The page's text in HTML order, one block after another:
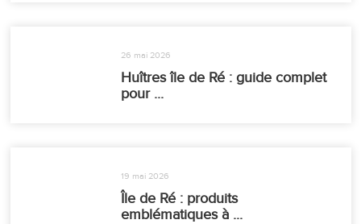
26 mai 2026
Huîtres île de Ré : guide complet
pour ...
19 mai 2026
Île de Ré : produits
emblématiques à ...